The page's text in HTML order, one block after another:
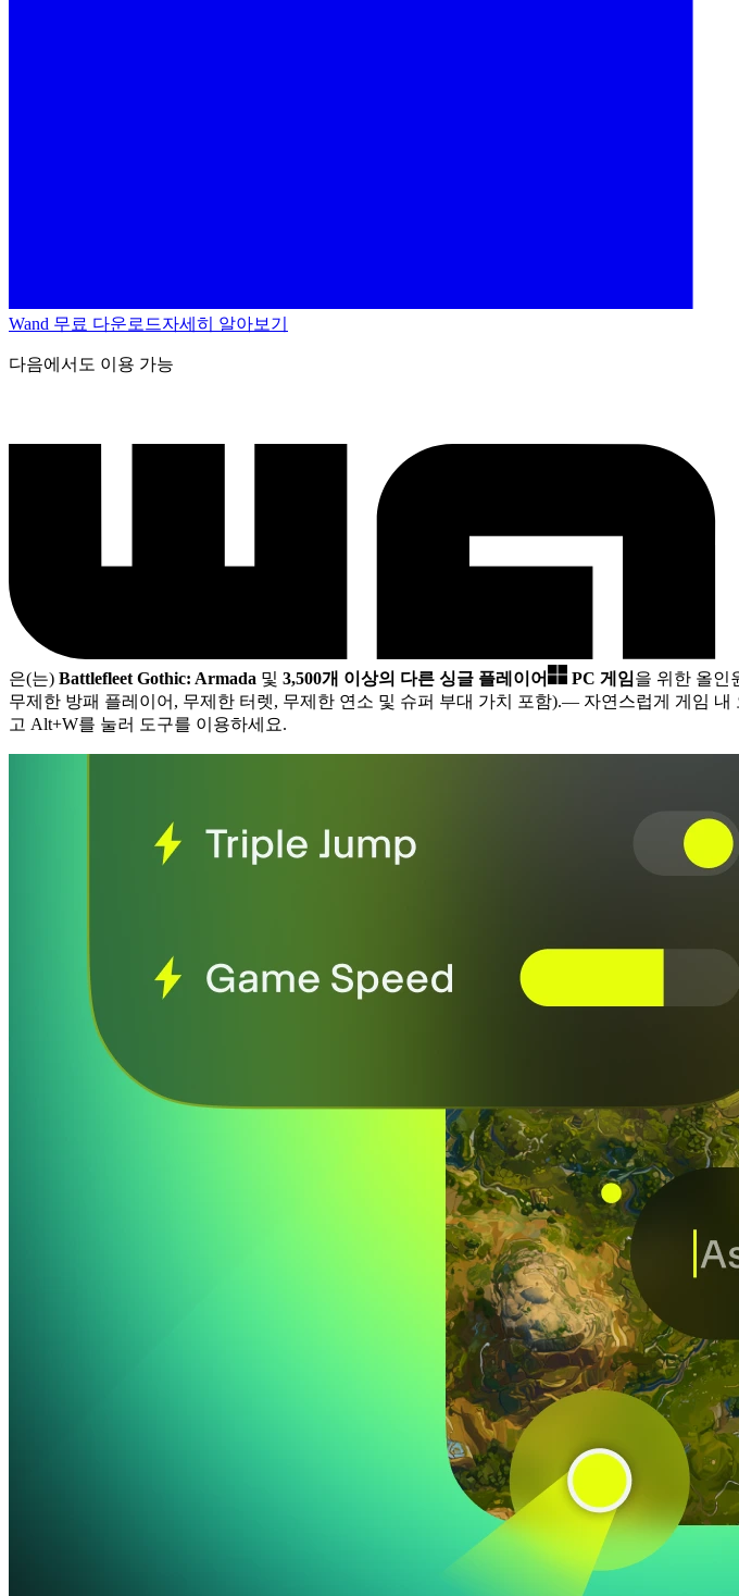
Wand 무료 다운로드자세히 알아보기
다음에서도 이용 가능
은(는) Battlefleet Gothic: Armada 및 3,500개 이상의 다른 싱글 플레이어 PC 게임을 위한 올인
무제한 방패 플레이어, 무제한 터렛, 무제한 연소 및 슈퍼 부대 가치 포함).— 자연스럽게 게임 내
고 Alt+W를 눌러 도구를 이용하세요.